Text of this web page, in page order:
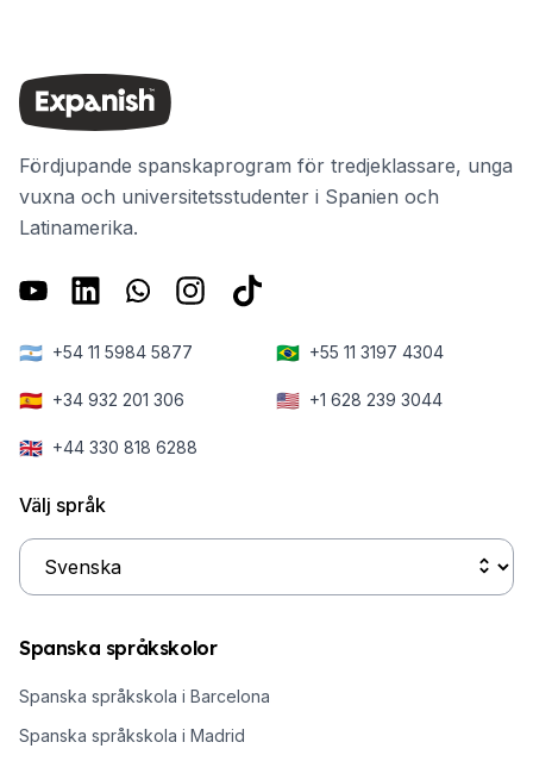
destination för
dem som vill
i Spanien.
praktikprogram
utomlands.
Fördjupande spanskaprogram för tredjeklassare, unga
vuxna och universitetsstudenter i Spanien och
Latinamerika.
🇦🇷 +54 11 5984 5877 🇧🇷 +55 11 3197 4304
🇪🇸 +34 932 201 306 🇺🇸 +1 628 239 3044
🇬🇧 +44 330 818 6288
Välj språk
Spanska språkskolor
Spanska språkskola i Barcelona
Spanska språkskola i Madrid